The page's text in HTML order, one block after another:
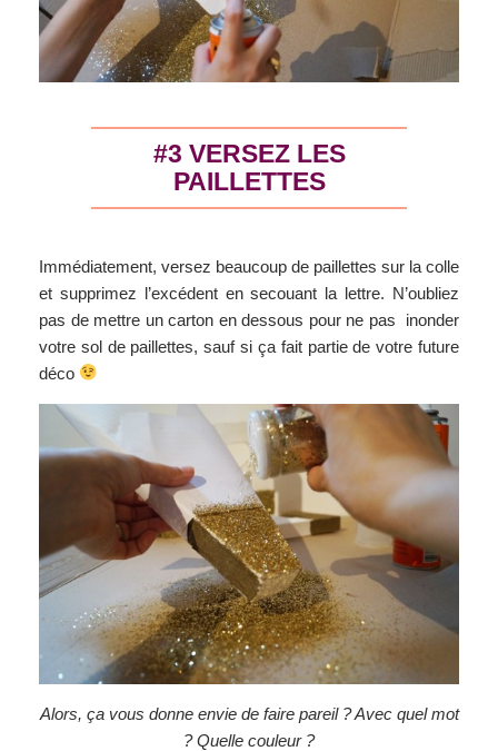
#3 VERSEZ LES
PAILLETTES
Immédiatement, versez beaucoup de paillettes sur la colle
et supprimez l’excédent en secouant la lettre. N’oubliez
pas de mettre un carton en dessous pour ne pas inonder
votre sol de paillettes, sauf si ça fait partie de votre future
déco
Alors, ça vous donne envie de faire pareil ? Avec quel mot
? Quelle couleur ?